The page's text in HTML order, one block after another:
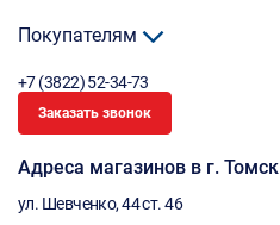
Покупателям
+7 (3822) 52-34-73
Заказать звонок
Адреса магазинов в г. Томск
ул. Шевченко, 44 ст. 46